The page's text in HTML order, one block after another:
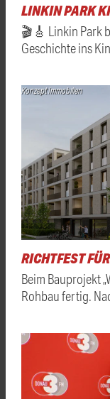
LINKIN PARK
🎬🎸 Linkin Park
Geschichte ins
Konzept Immobilien
RICHTFEST
Beim Bauprojekt
Rohbau fertig.